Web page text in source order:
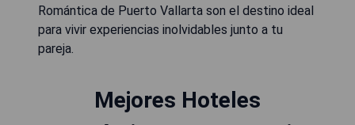
Romántica de Puerto Vallarta son el destino ideal
para vivir experiencias inolvidables junto a tu
pareja.
Mejores Hoteles